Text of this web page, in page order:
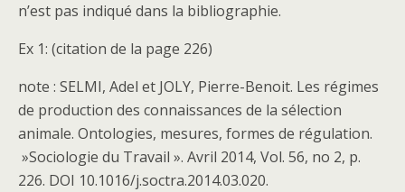
n’est pas indiqué dans la bibliographie.
Ex 1: (citation de la page 226)
note : SELMI, Adel et JOLY, Pierre-Benoit. Les régimes
de production des connaissances de la sélection
animale. Ontologies, mesures, formes de régulation.
»Sociologie du Travail ». Avril 2014, Vol. 56, no 2, p.
226. DOI 10.1016/j.soctra.2014.03.020.